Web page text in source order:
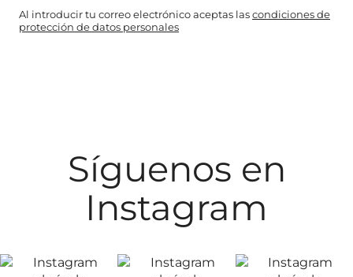
Al introducir tu correo electrónico aceptas lascondiciones de
protección de datos personales
Síguenos en
Instagram